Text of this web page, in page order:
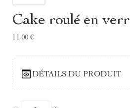
Cake roulé en
11,00 €
DÉTAILS DU PRODUIT